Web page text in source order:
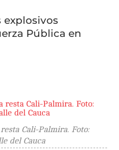
explosivos
Pública en
Cali-Palmira. Foto:
del Cauca